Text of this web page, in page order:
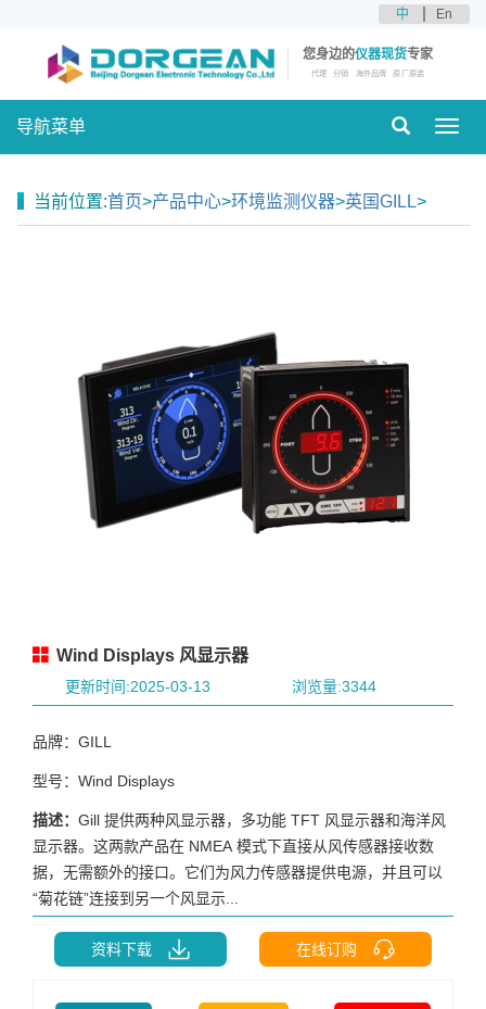
中 En
您身边的仪器现货专家
代理 分销 海外品牌 原厂原装
导航菜单
当前位置:首页>产品中心>环境监测仪器>英国GILL>
Wind Displays 风显示器
更新时间:2025-03-13 浏览量:3344
品牌：GILL
型号：Wind Displays
描述： Gill 提供两种风显示器，多功能 TFT 风显示器和海洋风
显示器。这两款产品在 NMEA 模式下直接从风传感器接收数
据，无需额外的接口。它们为风力传感器提供电源，并且可以
“菊花链”连接到另一个风显示...
资料下载 在线订购